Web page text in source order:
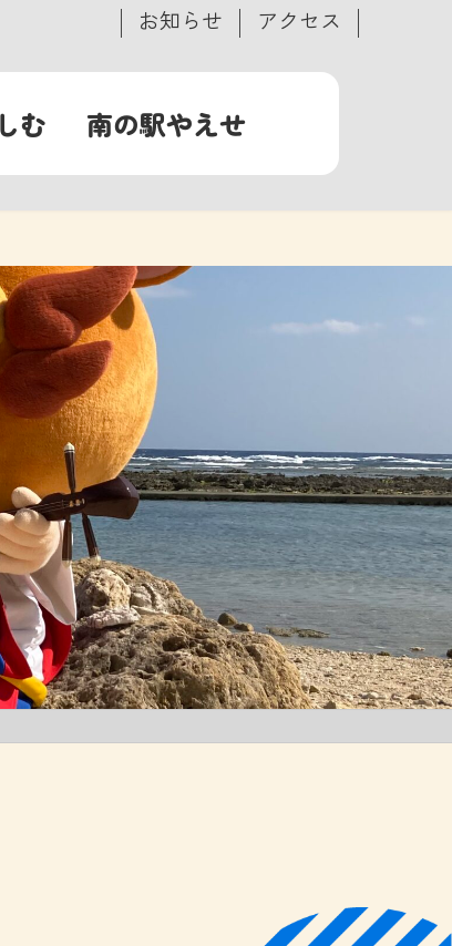
お知らせ アクセス
む 南の駅やえせ